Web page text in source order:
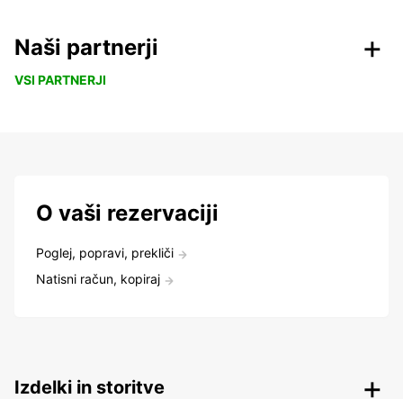
Naši partnerji
VSI PARTNERJI
O vaši rezervaciji
Poglej, popravi, prekliči
Natisni račun, kopiraj
Izdelki in storitve